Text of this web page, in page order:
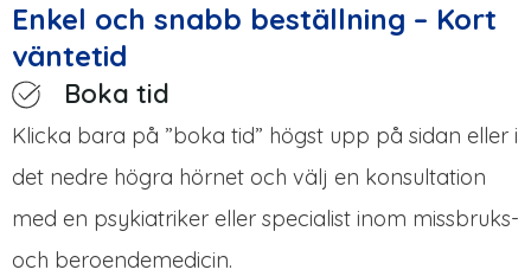
Enkel och snabb beställning – Kort
väntetid
Boka tid
Klicka bara på ”boka tid” högst upp på sidan eller i
det nedre högra hörnet och välj en konsultation
med en psykiatriker eller specialist inom missbruks-
och beroendemedicin.